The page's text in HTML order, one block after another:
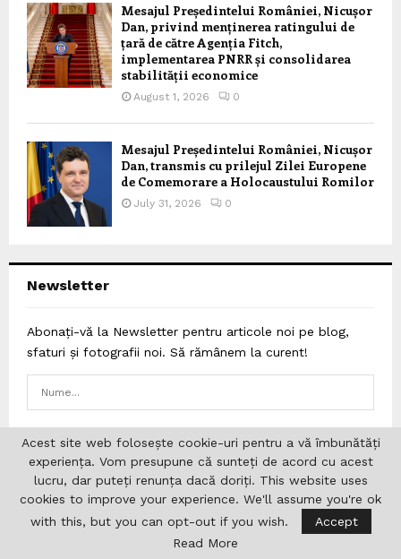
Mesajul Președintelui României, Nicușor
Dan, privind menținerea ratingului de
țară de către Agenția Fitch,
implementarea PNRR și consolidarea
stabilității economice
August 1, 2026 0
Mesajul Președintelui României, Nicușor
Dan, transmis cu prilejul Zilei Europene
de Comemorare a Holocaustului Romilor
July 31, 2026 0
Newsletter
Abonați-vă la Newsletter pentru articole noi pe blog,
sfaturi și fotografii noi. Să rămânem la curent!
Acest site web folosește cookie-uri pentru a vă îmbunătăți
experiența. Vom presupune că sunteți de acord cu acest
lucru, dar puteți renunța dacă doriți. This website uses
cookies to improve your experience. We'll assume you're ok
with this, but you can opt-out if you wish.
Accept
Read More